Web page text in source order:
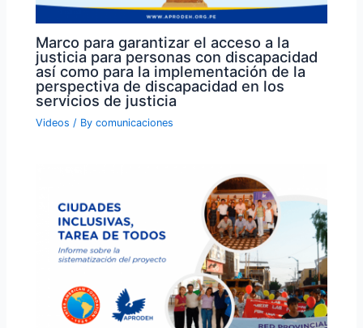
Marco para garantizar el acceso a la
justicia para personas con discapacidad
así como para la implementación de la
perspectiva de discapacidad en los
servicios de justicia
Videos / Bycomunicaciones